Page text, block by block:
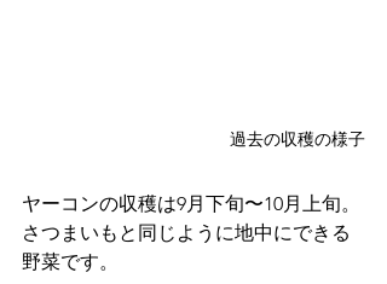
過去の収穫の様子
ヤーコンの収穫は9月下旬〜10月上旬。
さつまいもと同じように地中にできる
野菜です。